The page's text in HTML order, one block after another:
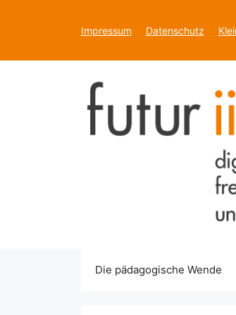
Impressum Datenschutz
Die pädagogische Wende